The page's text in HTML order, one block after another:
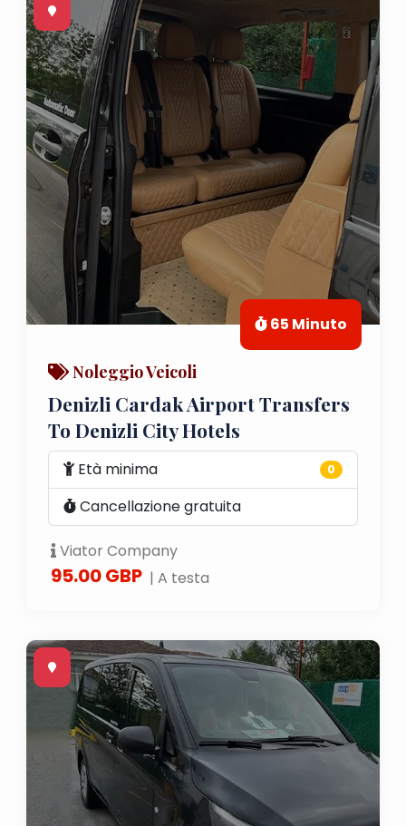
65 Minuto
Noleggio Veicoli
Denizli Cardak Airport Transfers
To Denizli City Hotels
Età minima 0
Cancellazione gratuita
Viator Company
95.00 GBP | A testa